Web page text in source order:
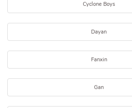
Cyclone Boys
Dayan
Fanxin
Gan